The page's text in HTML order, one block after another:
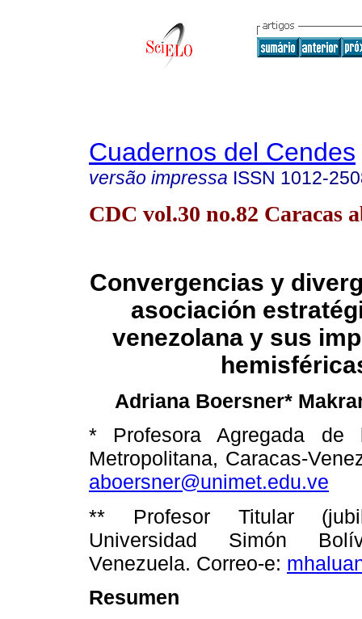
Cuadernos del Cendes
versão impressa ISSN 1012-
CDC vol.30 no.82 Caracas
Convergencias y
asociación
venezolana y sus
Adriana Boersner*
* Profesora Agregada de
Metropolitana, Caracas-
aboersner@unimet.edu.ve
** Profesor Titular
Universidad Simón
Venezuela. Correo-e:
Resumen